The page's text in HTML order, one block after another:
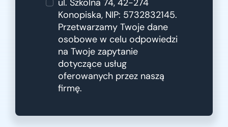
ul. Szkolna 74, 42-274
Konopiska, NIP: 5732832145.
Przetwarzamy Twoje dane
osobowe w celu odpowiedzi
na Twoje zapytanie
dotyczące usług
oferowanych przez naszą
firmę.